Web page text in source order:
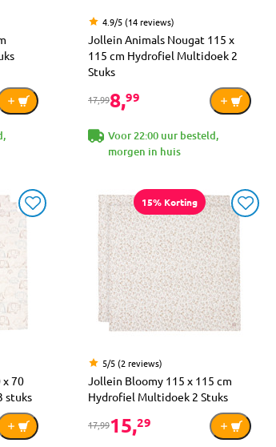
4.9/5 (14 reviews)
Jollein Animals Nougat 115 x
115 cm Hydrofiel Multidoek 2
Stuks
17,998,99
Voor 22:00 uur besteld,
morgen in huis
x 70
stuks
15% Korting
5/5 (2 reviews)
Jollein Bloomy 115 x 115 cm
Hydrofiel Multidoek 2 Stuks
17,9915,29